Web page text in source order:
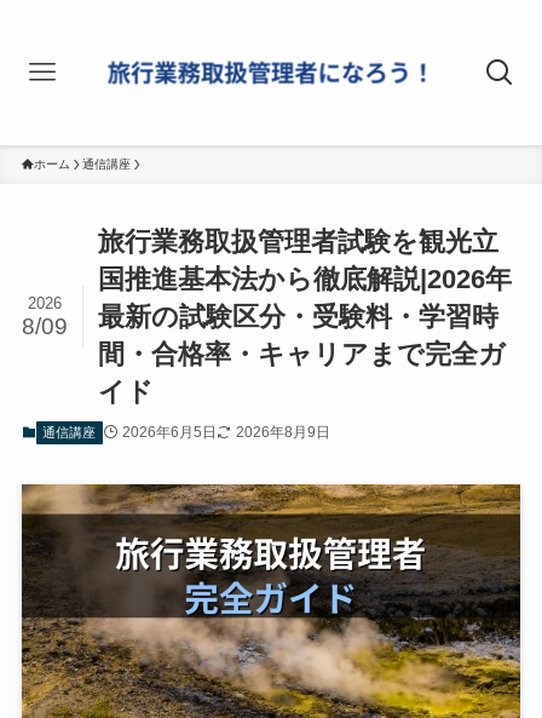
ホーム 通信講座
旅行業務取扱管理者試験を観光立
国推進基本法から徹底解説|2026年
最新の試験区分・受験料・学習時
間・合格率・キャリアまで完全ガ
イド
2026
8/09
通信講座 2026年6月5日 2026年8月9日